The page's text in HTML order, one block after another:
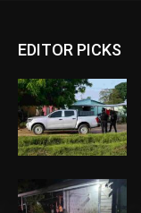
EDITOR PICKS